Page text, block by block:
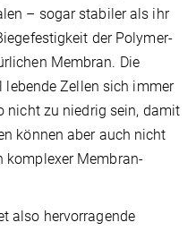
– sogar stabiler als ihr
der Polymer-
Membran. Die
Zellen sich immer
nicht zu niedrig sein, damit
können aber auch nicht
komplexer Membran-
also hervorragende